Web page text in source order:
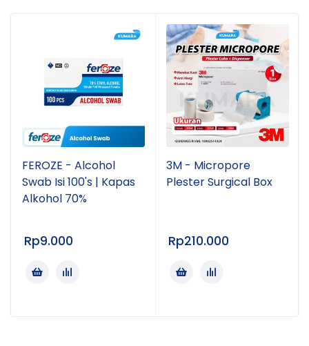
FEROZE - Alcohol
Swab Isi 100's | Kapas
Alkohol 70%
Rp9.000
3M - Micropore
Plester Surgical Box
Rp210.000